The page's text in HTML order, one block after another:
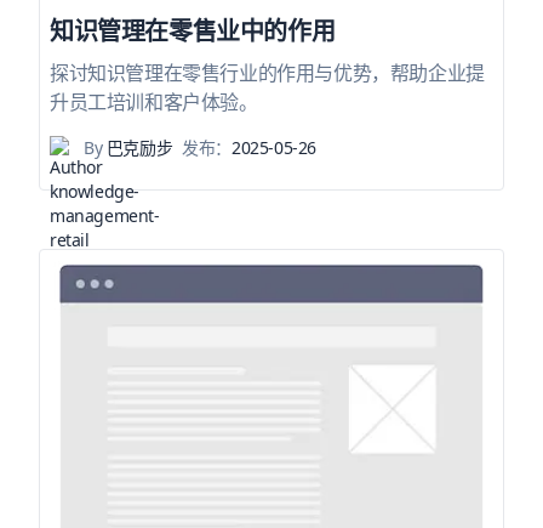
知识管理在零售业中的作用
探讨知识管理在零售行业的作用与优势，帮助企业提
升员工培训和客户体验。
By巴克励步 发布： 2025-05-26